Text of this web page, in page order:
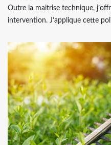
Outre la maitrise technique,
intervention. J’applique cette